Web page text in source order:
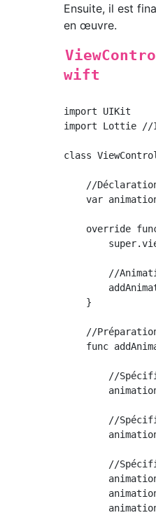
Ensuite, il est
en œuvre.
wift
import UIKit
import Lottie //
class
//
var
override
//
    }
//
func
//
//
//